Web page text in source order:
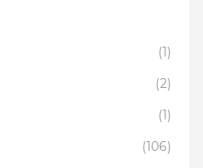
(1)
(2)
(1)
(106)